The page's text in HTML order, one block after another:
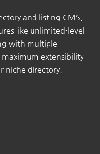
and listing CMS,
like unlimited-level
with multiple
extensibility
niche directory.